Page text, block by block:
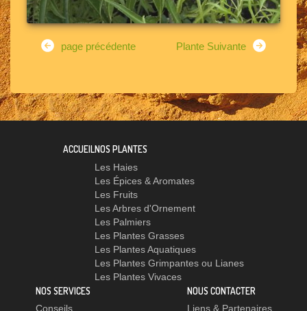
page précédente Plante Suivante
ACCUEILNOS PLANTES
Les Haies
Les Épices & Aromates
Les Fruits
Les Arbres d'Ornement
Les Palmiers
Les Plantes Grasses
Les Plantes Aquatiques
Les Plantes Grimpantes ou Lianes
Les Plantes Vivaces
NOS SERVICES
Conseils
NOUS CONTACTER
Liens & Partenaires